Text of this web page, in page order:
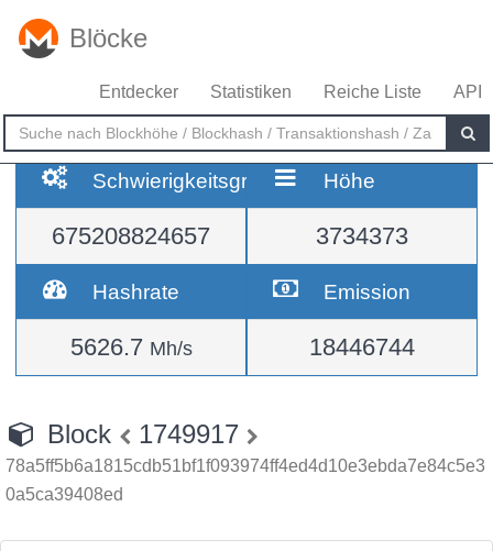
Blöcke
Entdecker Statistiken Reiche Liste API
Schwierigkeitsgrad
675208824657
Höhe
3734373
Hashrate
5626.7 Mh/s
Emission
18446744
Block 1749917
78a5ff5b6a1815cdb51bf1f093974ff4ed4d10e3ebda7e84c5e3
0a5ca39408ed